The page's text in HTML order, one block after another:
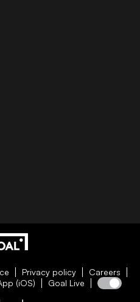
Privacy policy
Careers
(iOS) Goal Live